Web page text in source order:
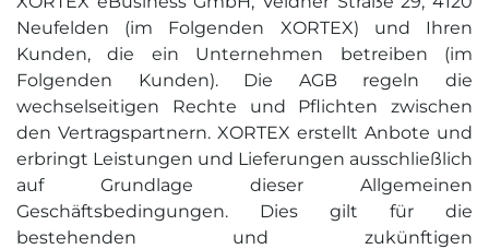
Suchmaschinen-Marketing
Serverseitiges Tracking
E-Mail-Marketing-Automation
Hosting & Betrieb
Mailservice
Neufelden (im Folgenden XORTEX) und Ihren
Kunden, die ein Unternehmen betreiben (im
Folgenden Kunden). Die AGB regeln die
wechselseitigen Rechte und Pflichten zwischen
den Vertragspartnern. XORTEX erstellt Anbote und
erbringt Leistungen und Lieferungen ausschließlich
auf Grundlage dieser Allgemeinen
Geschäftsbedingungen. Dies gilt für die
bestehenden und zukünftigen